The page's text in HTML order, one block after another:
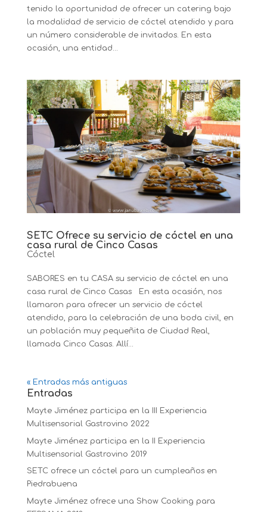
tenido la oportunidad de ofrecer un catering bajo
la modalidad de servicio de cóctel atendido y para
un número considerable de invitados. En esta
ocasión, una entidad...
SETC Ofrece su servicio de cóctel en una
casa rural de Cinco Casas
Cóctel
SABORES en tu CASA su servicio de cóctel en una
casa rural de Cinco Casas En esta ocasión, nos
llamaron para ofrecer un servicio de cóctel
atendido, para la celebración de una boda civil, en
un población muy pequeñita de Ciudad Real,
llamada Cinco Casas. Allí...
« Entradas más antiguas
Entradas
Mayte Jiménez participa en la III Experiencia
Multisensorial Gastrovino 2022
Mayte Jiménez participa en la II Experiencia
Multisensorial Gastrovino 2019
SETC ofrece un cóctel para un cumpleaños en
Piedrabuena
Mayte Jiménez ofrece una Show Cooking para